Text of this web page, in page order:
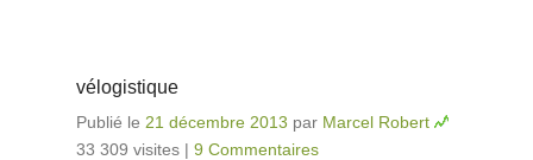
vélogistique
Publié le 21 décembre 2013 par Marcel Robert
33 309 visites | 9 Commentaires